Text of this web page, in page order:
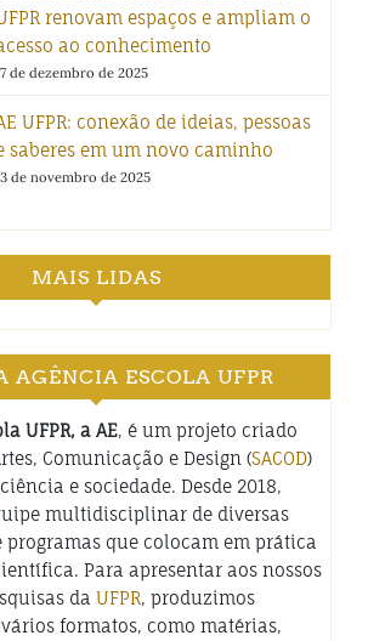
renovam espaços e ampliam o
ao conhecimento
de dezembro de 2025
UFPR: conexão de ideias, pessoas
saberes em um novo caminho
de novembro de 2025
MAIS LIDAS
AGÊNCIA ESCOLA UFPR
UFPR, a AE, é um projeto criado
Comunicação e Design (SACOD)
e sociedade. Desde 2018,
multidisciplinar de diversas
programas que colocam em prática
Para apresentar aos nossos
da UFPR, produzimos
formatos, como matérias,